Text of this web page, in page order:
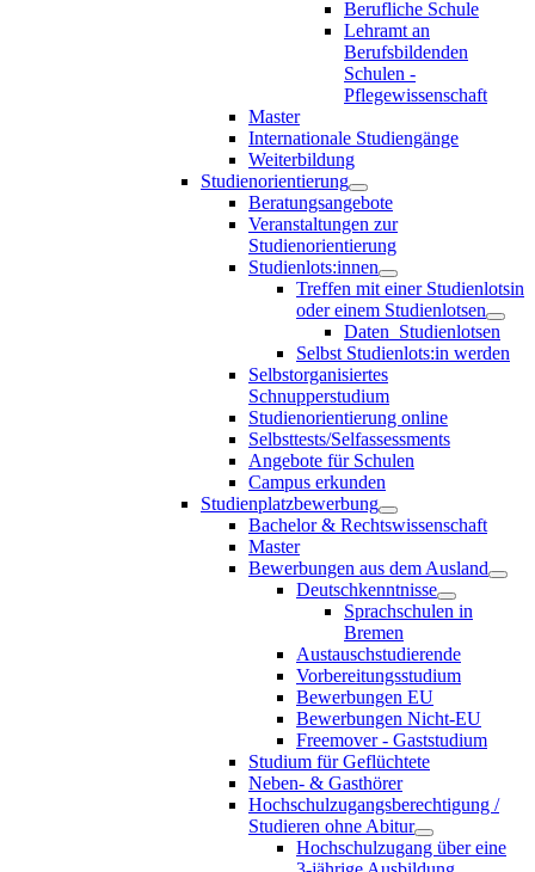
Berufliche Schule
Lehramt an
Berufsbildenden
Schulen -
Pflegewissenschaft
Master
Internationale Studiengänge
Weiterbildung
Studienorientierung
Beratungsangebote
Veranstaltungen zur
Studienorientierung
Studienlots:innen
Treffen mit einer Studienlotsin
oder einem Studienlotsen
Daten_Studienlotsen
Selbst Studienlots:in werden
Selbstorganisiertes
Schnupperstudium
Studienorientierung online
Selbsttests/Selfassessments
Angebote für Schulen
Campus erkunden
Studienplatzbewerbung
Bachelor & Rechtswissenschaft
Master
Bewerbungen aus dem Ausland
Deutschkenntnisse
Sprachschulen in
Bremen
Austauschstudierende
Vorbereitungsstudium
Bewerbungen EU
Bewerbungen Nicht-EU
Freemover - Gaststudium
Studium für Geflüchtete
Neben- & Gasthörer
Hochschulzugangsberechtigung /
Studieren ohne Abitur
Hochschulzugang über eine